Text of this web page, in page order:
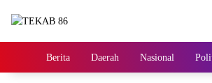
Home
Berita Daerah Nasional